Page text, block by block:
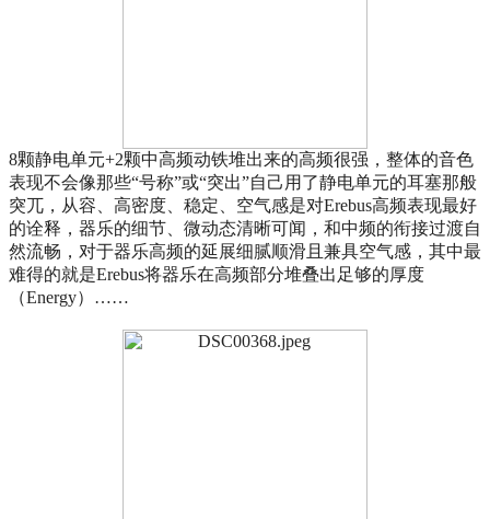
8颗静电单元+2颗中高频动铁堆出来的高频很强，整体的音色
表现不会像那些“号称”或“突出”自己用了静电单元的耳塞那般
突兀，从容、高密度、稳定、空气感是对Erebus高频表现最好
的诠释，器乐的细节、微动态清晰可闻，和中频的衔接过渡自
然流畅，对于器乐高频的延展细腻顺滑且兼具空气感，其中最
难得的就是Erebus将器乐在高频部分堆叠出足够的厚度
（Energy）……